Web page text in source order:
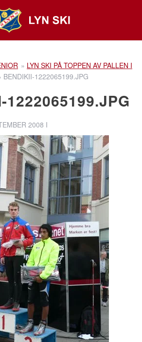
» LYN SKI PÅ TOPPEN AV PALLEN I
BENDIKII-1222065199.JPG
1222065199.JPG
2008 I